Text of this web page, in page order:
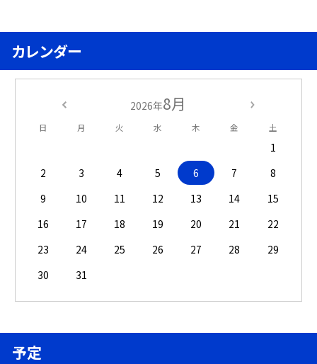
カレンダー
2026年8月
日 月 火 水 木 金 土
1
2
3 4 5 6 7
8
9
10 11 12 13 14
15
16
17 18 19 20 21
22
23
24 25 26 27 28
29
30
31
予定